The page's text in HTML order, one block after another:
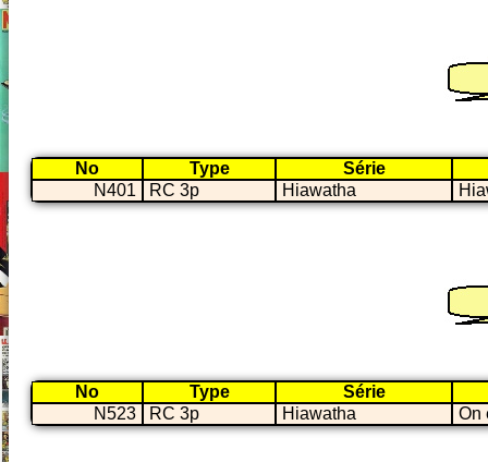
No Type
Série
N401
RC 3p Hiawatha
No Type
Série
N523
RC 3p Hiawatha On